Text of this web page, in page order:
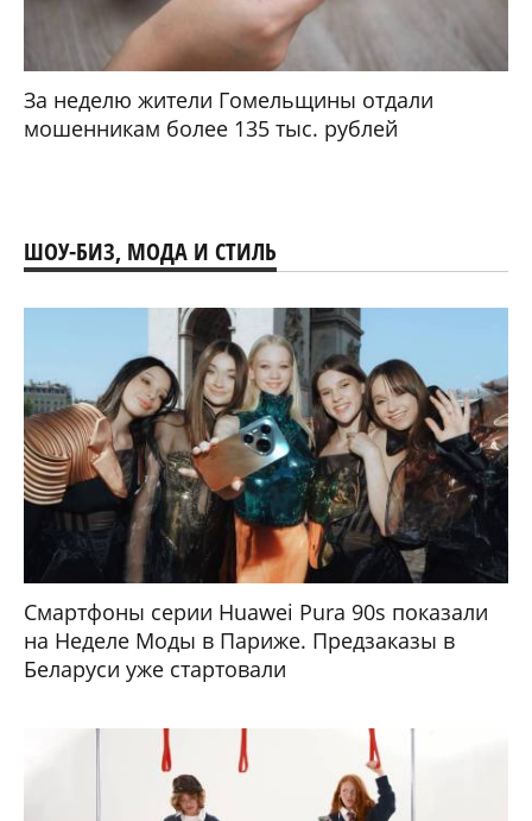
За неделю жители Гомельщины отдали
мошенникам более 135 тыс. рублей
ШОУ-БИЗ, МОДА И СТИЛЬ
Смартфоны серии Huawei Pura 90s показали
на Неделе Моды в Париже. Предзаказы в
Беларуси уже стартовали